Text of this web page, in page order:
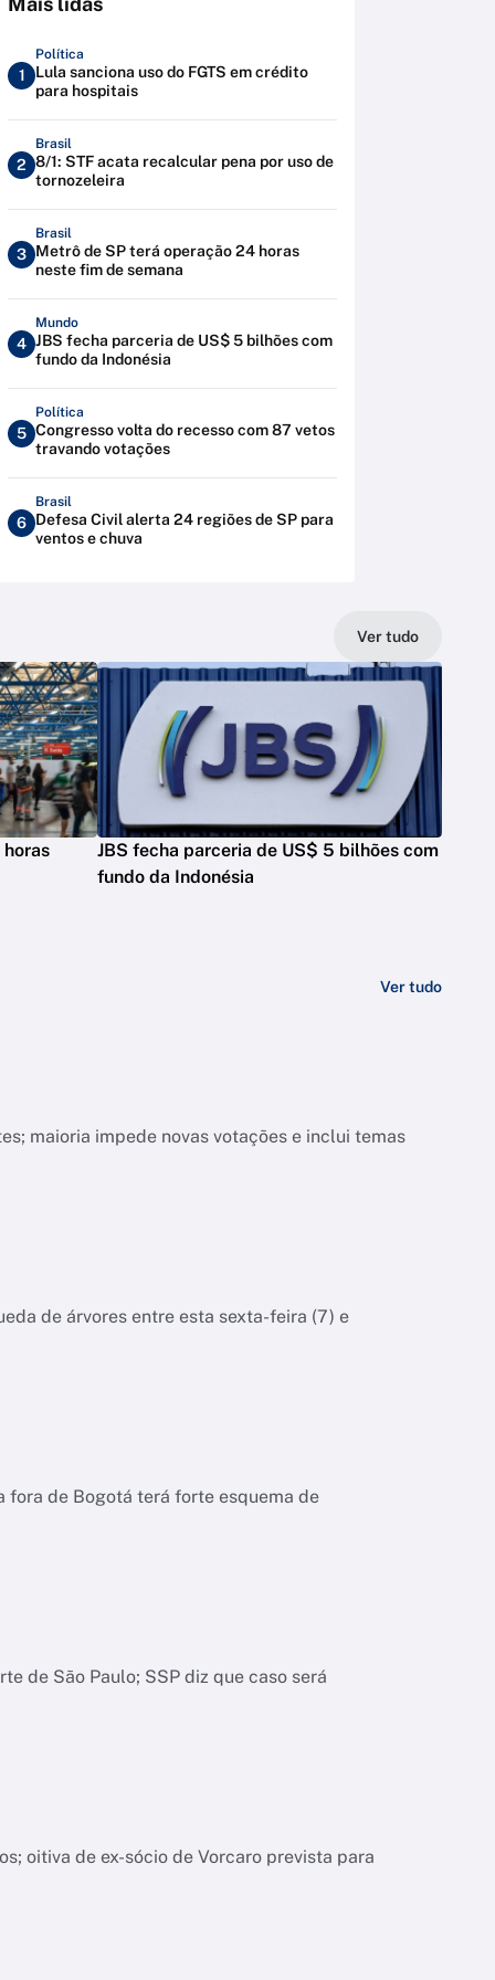
1
Política
Lula sanciona uso do FGTS em crédito
para hospitais
2
Brasil
8/1: STF acata recalcular pena por uso de
tornozeleira
3
Brasil
Metrô de SP terá operação 24 horas
neste fim de semana
4
Mundo
JBS fecha parceria de US$ 5 bilhões com
fundo da Indonésia
5
Política
Congresso volta do recesso com 87 vetos
travando votações
6
Brasil
Defesa Civil alerta 24 regiões de SP para
ventos e chuva
Ver tudo
JBS fecha parceria de US$ 5 bilhões com
fundo da Indonésia
Ver tudo
maioria impede novas votações e inclui temas
de árvores entre esta sexta-feira (7) e
fora de Bogotá terá forte esquema de
de São Paulo; SSP diz que caso será
oitiva de ex-sócio de Vorcaro prevista para